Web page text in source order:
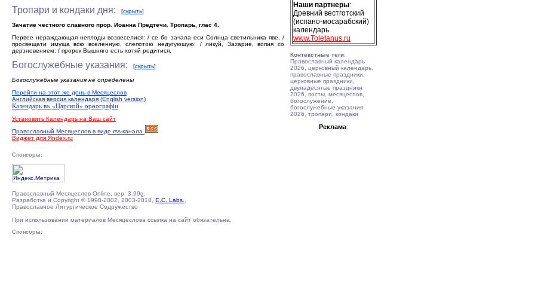
Тропари и кондаки дня: [скрыть]
Зачатие честного славного прор. Иоанна Предтечи. Тропарь, глас 4.
Первее нераждающая неплоды возвеселися: / се бо зачала еси Солнца светильника яве, /
просвещати имуща всю вселенную, слепотою недугующую: / ликуй, Захарие, вопия со
дерзновением: / пророк Вышняго есть хотяй родитися.
Богослужебные указания: [скрыть]
Богослужебные указания не определены
Перейти на этот же день в Месяцеслов
Английская версия календаря (English version)
Календарь въ «Царской» орѳографiи
Установить Календарь на Ваш сайт
Православный Месяцеслов в виде rss-канала
Виджет для Яndex.ru
Наши партнеры:
Древний вестготский
(испано-мосарабский)
календарь
www.Toletanus.ru
Контекстные теги:
Православный календарь
2026, церковный календарь,
православные праздники,
церковные праздники,
двунадесятые праздники
2026, посты, месяцеслов,
богослужение,
богослужебные указания
2026, тропари, кондаки
Реклама:
Спонсоры:
Православный Месяцеслов Online, вер. 3.99g.
Разработка и Copyright © 1998-2002, 2003-2018, E.C. Labs.
Православное Литургическое Содружество
При использовании материалов Месяцеслова ссылка на сайт обязательна.
Спонсоры: